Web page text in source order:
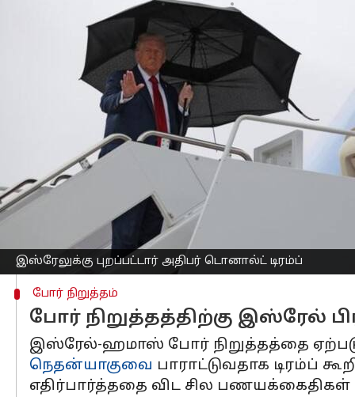
இஸ்ரேலுக்கு புறப்பட்டார் அதிபர் டொனால்ட் டிரம்ப்
Venkatalakshmi V Oct 13, 2025
செய்தி முன்னோட்டம்
இஸ்ரேலுக்கும் ஹமாஸுக்கும் இடையில்
அமெரிக்கஜனாதிபதி டொனால்ட் டிரம்ப்
இஸ்ரேலுக்கு புறப்பட்டபோதுகாசாவில்
எகிப்தில்உயர்மட்ட அமைதி
என்று எதிர்பார்க்கப்படுகிறது.
"போர் முடிந்துவிட்டது, நீங்கள் அதைப்
தெரிவித்துள்ளது.
பிராந்தியத்தின் எதிர்காலம் குறித்து
போர் நிறுத்தம்
போர் நிறுத்தத்திற்கு இஸ்ரேல்
இஸ்ரேல்-ஹமாஸ் போர் நிறுத்தத்தை
நெதன்யாகுவை பாராட்டுவதாக டிரம்ப்
எதிர்பார்த்ததை விட சில பணயக்கைதிகள்